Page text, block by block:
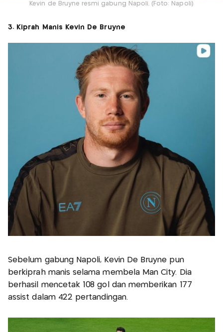
Kevin de Bruyne resmi gabung Napoli. (Foto: Napoli)
3. Kiprah Manis Kevin De Bruyne
Sebelum gabung Napoli, Kevin De Bruyne pun
berkiprah manis selama membela Man City. Dia
berhasil mencetak 108 gol dan memberikan 177
assist dalam 422 pertandingan.